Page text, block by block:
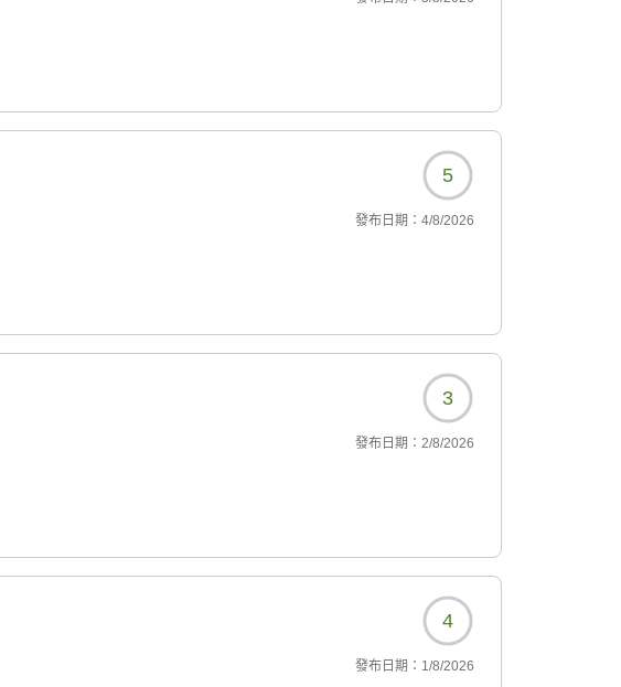
5
發布日期： 4/8/2026
3
發布日期： 2/8/2026
4
發布日期： 1/8/2026